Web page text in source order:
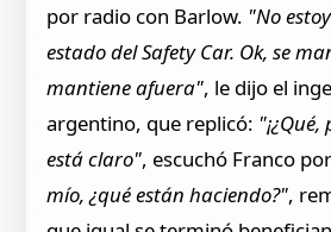
por radio con Barlow. "No
estado del Safety Car. Ok, se
mantiene afuera", le dijo el
argentino, que replicó:
está claro", escuchó Franco
mío, ¿qué están haciendo?",